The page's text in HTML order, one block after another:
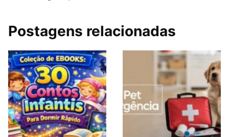
Postagens relacionadas